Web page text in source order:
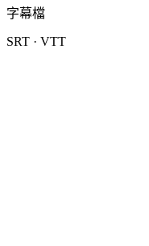
字幕檔
SRT · VTT